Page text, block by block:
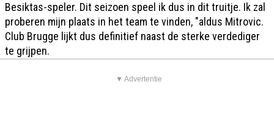
Besiktas-speler. Dit seizoen speel ik dus in dit truitje. Ik zal
proberen mijn plaats in het team te vinden, "aldus Mitrovic.
Club Brugge lijkt dus definitief naast de sterke verdediger
te grijpen.
▼ Advertentie